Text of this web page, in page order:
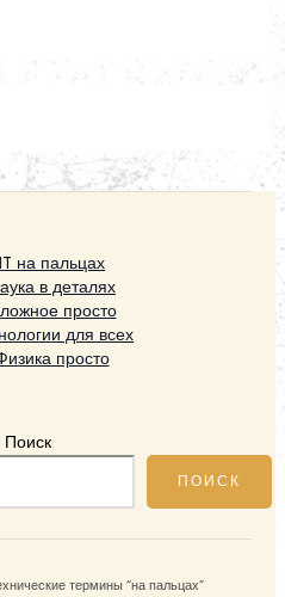
IT на пальцах
в деталях
просто
для всех
просто
Поиск
ПОИСК
термины “на пальцах”